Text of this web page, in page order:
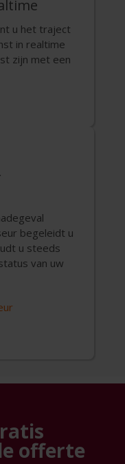
u het traject
in realtime
zijn met een
begeleidt u
u steeds
van uw
offerte